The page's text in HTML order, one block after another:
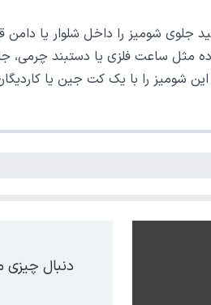
جلوی شومیز را داخل شلوار یا دامن
مثل ساعت فلزی یا دستبند چرمی،
شومیز را با یک کت جین یا
دنبال چیزی